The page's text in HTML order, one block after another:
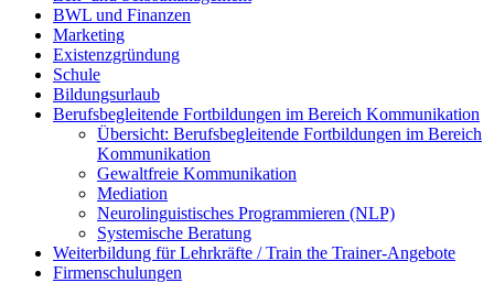
BWL und Finanzen
Marketing
Existenzgründung
Schule
Bildungsurlaub
Berufsbegleitende Fortbildungen im Bereich Kommunikation
Übersicht: Berufsbegleitende Fortbildungen im Bereich
Kommunikation
Gewaltfreie Kommunikation
Mediation
Neurolinguistisches Programmieren (NLP)
Systemische Beratung
Weiterbildung für Lehrkräfte / Train the Trainer-Angebote
Firmenschulungen